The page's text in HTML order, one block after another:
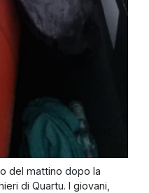
del mattino dopo la
di Quartu. I giovani,